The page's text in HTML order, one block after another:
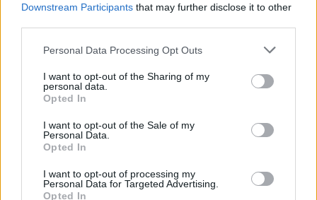
Downstream Participants that may further disclose it to other
Please note that this website/app uses one or more Google
not limited to your visit or usage behaviour. You may click to
grant or deny consent to Google and its third-party tags to
use your data for below specified purposes in below Google
consent section.
Personal Data Processing Opt Outs
I want to opt-out of the Sharing of my
personal data.
Opted In
I want to opt-out of the Sale of my
Personal Data.
Opted In
I want to opt-out of processing my
Personal Data for Targeted Advertising.
Opted In
Három gyerek mellett nem élhetem a
8-9 óra körül magamhoz térek az esti
előadás fáradalmaiból és aztán el kezdem
összetákolni magam. A hajnali kelés több
mint egy évtizede része az életemnek. A
reggeli elindulás is egy nehéz fizikai sportnak
számít. De félre a tréfával: sportolni kell. Ez az
ország borzasztóan elengedi magát ezen a
téren is. A saját tapasztalataimból is tudom,
hogy az ember nagyon sokszor